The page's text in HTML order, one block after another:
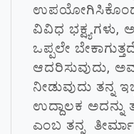
ವಿವಿಧ ಭಕ್ಷ್ಯಗಳು,
ಒಪ್ಪಲೇ
ಆದರಿಸುವುದು,
ನೀಡುವುದು ತನ್ನ
ಉದ್ದಾಲಕ ಅದನ್ನು
ಎಂಬ ತನ್ನ